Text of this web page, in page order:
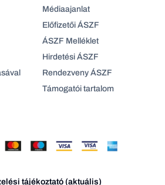
Médiaajanlat
Előfizetői ÁSZF
ÁSZF Melléklet
Hirdetési ÁSZF
Rendezveny ÁSZF
Támogatói tartalom
tájékoztató (aktuális)